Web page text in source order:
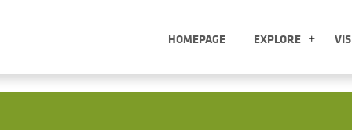
HOMEPAGE EXPLORE